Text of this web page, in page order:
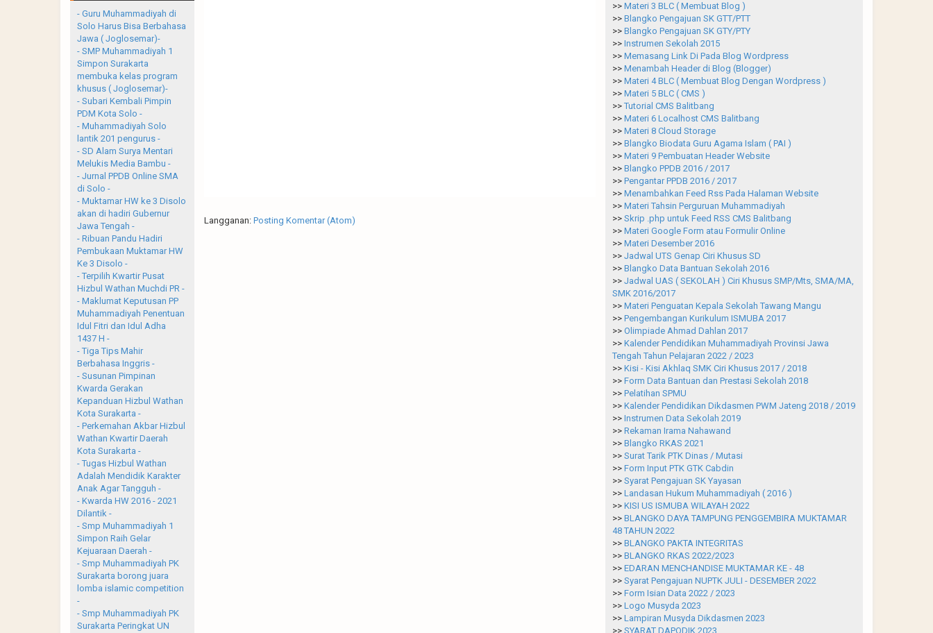
Langganan: Posting Komentar (Atom)
- Guru Muhammadiyah di
Solo Harus Bisa Berbahasa
Jawa ( Joglosemar)-
- SMP Muhammadiyah 1
Simpon Surakarta
membuka kelas program
khusus ( Joglosemar)-
- Subari Kembali Pimpin
PDM Kota Solo -
- Muhammadiyah Solo
lantik 201 pengurus -
- SD Alam Surya Mentari
Melukis Media Bambu -
- Jurnal PPDB Online SMA
di Solo -
- Muktamar HW ke 3 Disolo
akan di hadiri Gubernur
Jawa Tengah -
- Ribuan Pandu Hadiri
Pembukaan Muktamar HW
Ke 3 Disolo -
- Terpilih Kwartir Pusat
Hizbul Wathan Muchdi PR -
- Maklumat Keputusan PP
Muhammadiyah Penentuan
Idul Fitri dan Idul Adha
1437 H -
- Tiga Tips Mahir
Berbahasa Inggris -
- Susunan Pimpinan
Kwarda Gerakan
Kepanduan Hizbul Wathan
Kota Surakarta -
- Perkemahan Akbar Hizbul
Wathan Kwartir Daerah
Kota Surakarta -
- Tugas Hizbul Wathan
Adalah Mendidik Karakter
Anak Agar Tangguh -
- Kwarda HW 2016 - 2021
Dilantik -
- Smp Muhammadiyah 1
Simpon Raih Gelar
Kejuaraan Daerah -
- Smp Muhammadiyah PK
Surakarta borong juara
lomba islamic competition
-
- Smp Muhammadiyah PK
Surakarta Peringkat UN
>> Materi 3 BLC ( Membuat Blog )
>> Blangko Pengajuan SK GTT/PTT
>> Blangko Pengajuan SK GTY/PTY
>> Instrumen Sekolah 2015
>> Memasang Link Di Pada Blog Wordpress
>> Menambah Header di Blog (Blogger)
>> Materi 4 BLC ( Membuat Blog Dengan Wordpress )
>> Materi 5 BLC ( CMS )
>> Tutorial CMS Balitbang
>> Materi 6 Localhost CMS Balitbang
>> Materi 8 Cloud Storage
>> Blangko Biodata Guru Agama Islam ( PAI )
>> Materi 9 Pembuatan Header Website
>> Blangko PPDB 2016 / 2017
>> Pengantar PPDB 2016 / 2017
>> Menambahkan Feed Rss Pada Halaman Website
>> Materi Tahsin Perguruan Muhammadiyah
>> Skrip .php untuk Feed RSS CMS Balitbang
>> Materi Google Form atau Formulir Online
>> Materi Desember 2016
>> Jadwal UTS Genap Ciri Khusus SD
>> Blangko Data Bantuan Sekolah 2016
>> Jadwal UAS ( SEKOLAH ) Ciri Khusus SMP/Mts, SMA/MA,
SMK 2016/2017
>> Materi Penguatan Kepala Sekolah Tawang Mangu
>> Pengembangan Kurikulum ISMUBA 2017
>> Olimpiade Ahmad Dahlan 2017
>> Kalender Pendidikan Muhammadiyah Provinsi Jawa
Tengah Tahun Pelajaran 2022 / 2023
>> Kisi - Kisi Akhlaq SMK Ciri Khusus 2017 / 2018
>> Form Data Bantuan dan Prestasi Sekolah 2018
>> Pelatihan SPMU
>> Kalender Pendidikan Dikdasmen PWM Jateng 2018 / 2019
>> Instrumen Data Sekolah 2019
>> Rekaman Irama Nahawand
>> Blangko RKAS 2021
>> Surat Tarik PTK Dinas / Mutasi
>> Form Input PTK GTK Cabdin
>> Syarat Pengajuan SK Yayasan
>> Landasan Hukum Muhammadiyah ( 2016 )
>> KISI US ISMUBA WILAYAH 2022
>> BLANGKO DAYA TAMPUNG PENGGEMBIRA MUKTAMAR
48 TAHUN 2022
>> BLANGKO PAKTA INTEGRITAS
>> BLANGKO RKAS 2022/2023
>> EDARAN MENCHANDISE MUKTAMAR KE - 48
>> Syarat Pengajuan NUPTK JULI - DESEMBER 2022
>> Form Isian Data 2022 / 2023
>> Logo Musyda 2023
>> Lampiran Musyda Dikdasmen 2023
>> SYARAT DAPODIK 2023